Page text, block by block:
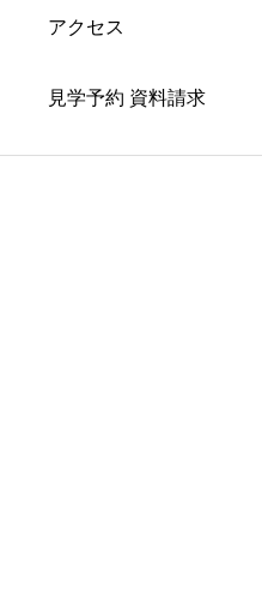
アクセス
見学予約 資料請求